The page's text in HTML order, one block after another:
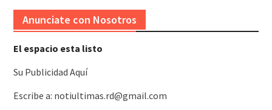
Anunciate con Nosotros
El espacio esta listo
Su Publicidad Aquí
Escribe a: notiultimas.rd@gmail.com